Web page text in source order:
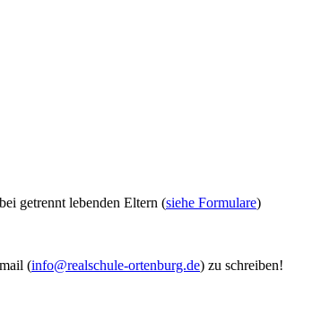
getrennt lebenden Eltern (siehe Formulare)
(info@realschule-ortenburg.de) zu schreiben!